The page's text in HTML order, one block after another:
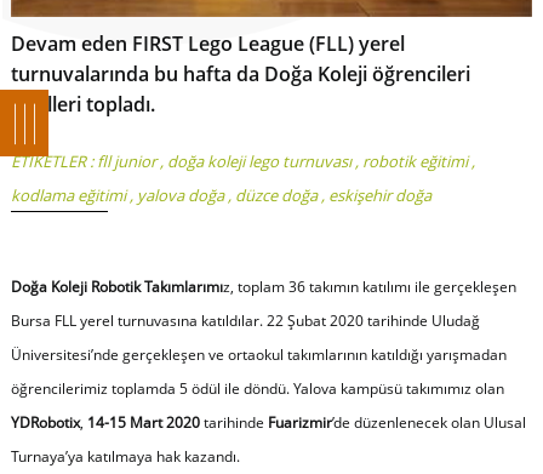
Devam eden FIRST Lego League (FLL) yerel
turnuvalarında bu hafta da Doğa Koleji öğrencileri
ödülleri topladı.
ETİKETLER :fll junior, doğa koleji lego turnuvası, robotik eğitimi,
kodlama eğitimi, yalova doğa, düzce doğa, eskişehir doğa
Doğa Koleji Robotik Takımlarımız, toplam 36 takımın katılımı ile gerçekleşen
Bursa FLL yerel turnuvasına katıldılar. 22 Şubat 2020 tarihinde Uludağ
Üniversitesi’nde gerçekleşen ve ortaokul takımlarının katıldığı yarışmadan
öğrencilerimiz toplamda 5 ödül ile döndü. Yalova kampüsü takımımız olan
YDRobotix, 14-15 Mart 2020tarihinde Fuarizmir’de düzenlenecek olan Ulusal
Turnaya’ya katılmaya hak kazandı.